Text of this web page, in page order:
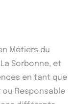
Métiers du
Sorbonne, et
en tant que
Responsable